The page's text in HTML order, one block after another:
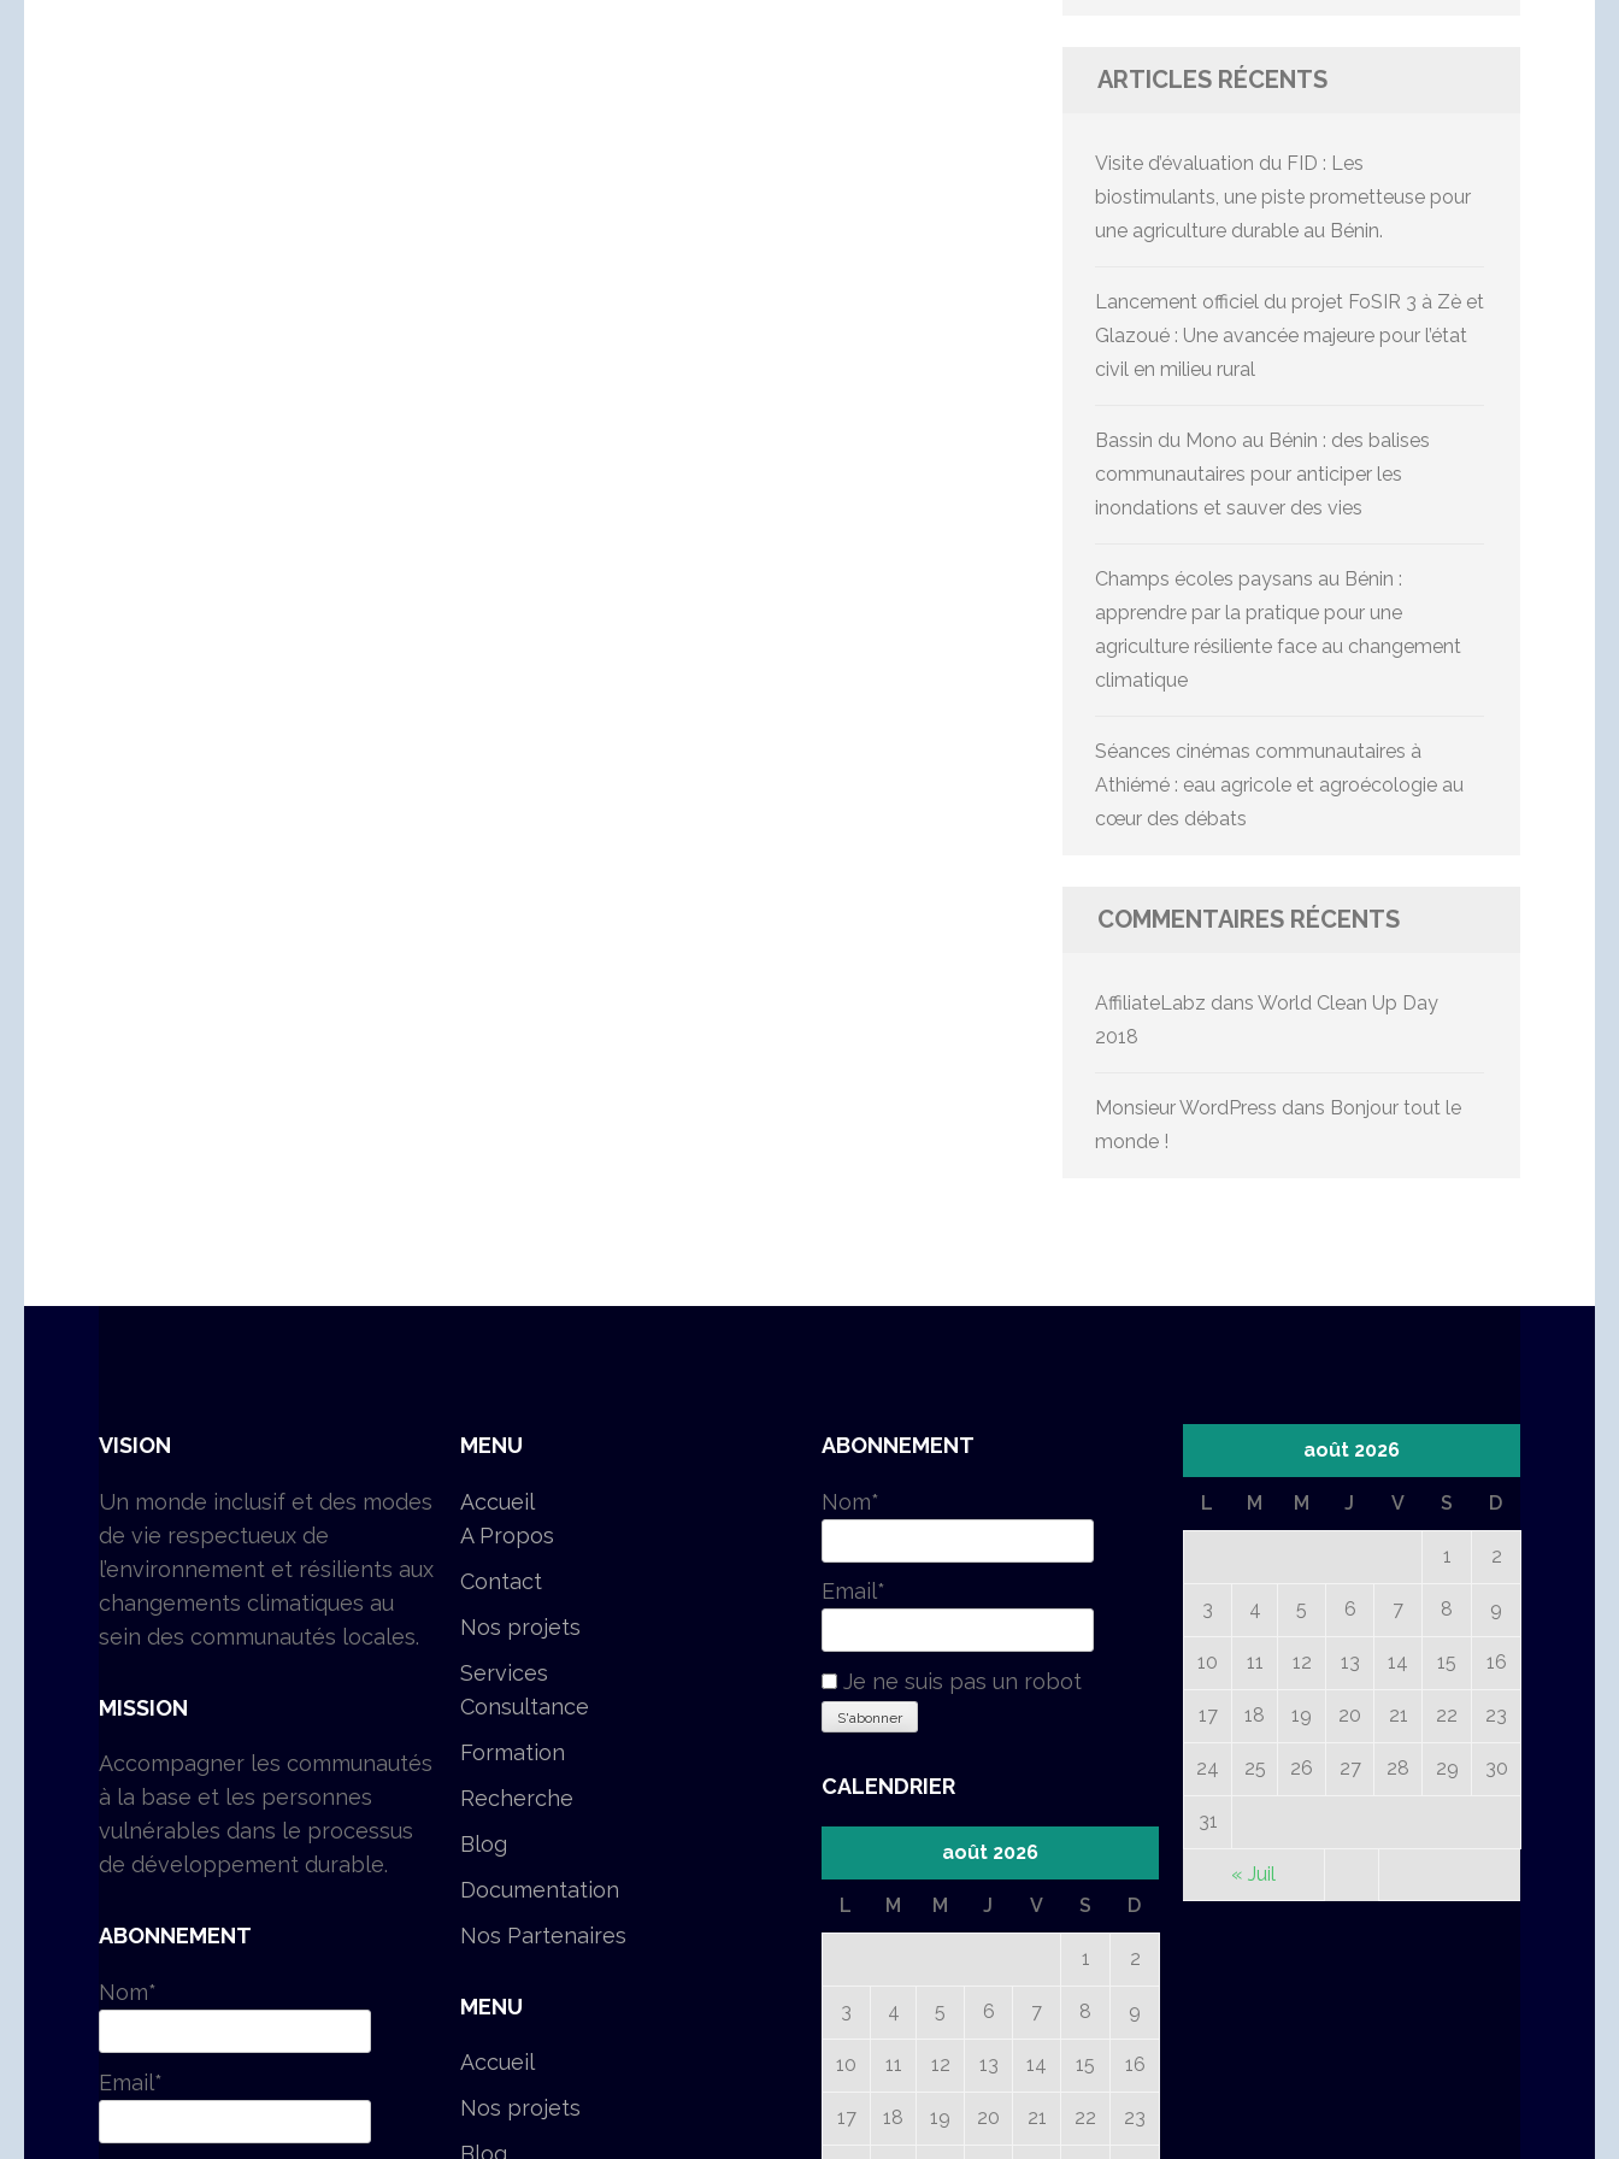
ARTICLES RÉCENTS
Visite d’évaluation du FID : Les
biostimulants, une piste prometteuse pour
une agriculture durable au Bénin.
Lancement officiel du projet FoSIR 3 à Zè et
Glazoué : Une avancée majeure pour l’état
civil en milieu rural
Bassin du Mono au Bénin : des balises
communautaires pour anticiper les
inondations et sauver des vies
Champs écoles paysans au Bénin :
apprendre par la pratique pour une
agriculture résiliente face au changement
climatique
Séances cinémas communautaires à
Athiémé : eau agricole et agroécologie au
cœur des débats
COMMENTAIRES RÉCENTS
AffiliateLabz dans World Clean Up Day
2018
Monsieur WordPress dans Bonjour tout le
monde !
VISION
Un monde inclusif et des modes
de vie respectueux de
l’environnement et résilients aux
changements climatiques au
sein des communautés locales.
MISSION
Accompagner les communautés
à la base et les personnes
vulnérables dans le processus
de développement durable.
ABONNEMENT
Nom*
Email*
MENU
Accueil
A Propos
Contact
Nos projets
Services
Consultance
Formation
Recherche
Blog
Documentation
Nos Partenaires
MENU
Accueil
Nos projets
ABONNEMENT
Nom*
Email*
Je ne suis pas un robot
CALENDRIER
août 2026
L M M J V S D
1 2
3 4 5 6 7 8 9
10 11 12 13 14 15 16
17 18 19 20 21 22 23
août 2026
L M M J V S D
1 2
3 4 5 6 7 8 9
10 11 12 13 14 15 16
17 18 19 20 21 22 23
24 25 26 27 28 29 30
31
« Juil